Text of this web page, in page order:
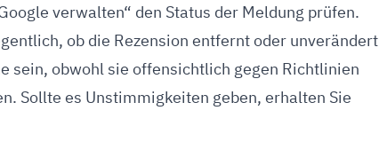
verwalten“ den Status der Meldung prüfen.
ob die Rezension entfernt oder unverändert
sein, obwohl sie offensichtlich gegen Richtlinien
Sollte es Unstimmigkeiten geben, erhalten Sie